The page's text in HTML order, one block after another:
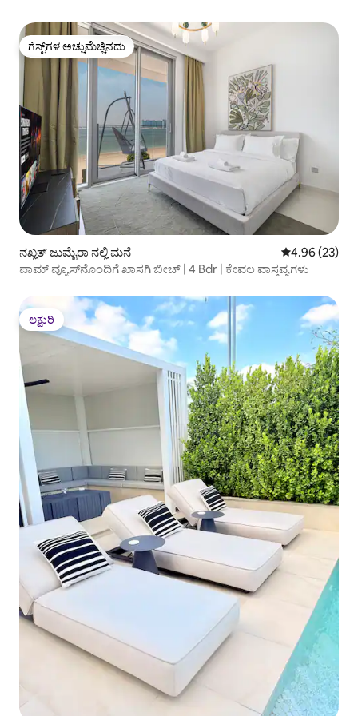
ಗೆಸ್ಟ್‌ಗಳ ಅಚ್ಚುಮೆಚ್ಚಿನದು
ಗೆಸ್ಟ್‌ಗಳ ಅಚ್ಚುಮೆಚ್ಚಿನದು
ನಖ್ಲತ್ ಜುಮೈರಾ ನಲ್ಲಿ ಮನೆ 5 ರಲ್ಲಿ 4.96
4.96 (23)
ಪಾಮ್ ವ್ಯೂಸ್‌ನೊಂದಿಗೆ ಖಾಸಗಿ ಬೀಚ್ | 4 Bdr | ಕೇವಲ ವಾಸ್ತವ್ಯಗಳು
ಲಕ್ಷುರಿ
ಲಕ್ಷುರಿ